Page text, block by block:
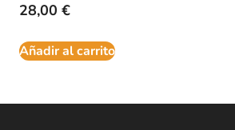
28,00 €
Añadir al carrito